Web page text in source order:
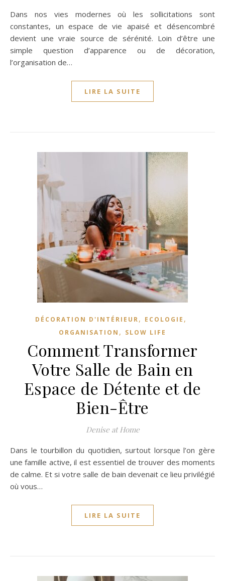
Dans nos vies modernes où les sollicitations sont
constantes, un espace de vie apaisé et désencombré
devient une vraie source de sérénité. Loin d’être une
simple question d’apparence ou de décoration,
l’organisation de…
LIRE LA SUITE
DÉCORATION D'INTÉRIEUR, ECOLOGIE ,
ORGANISATION , SLOW LIFE
Comment Transformer
Votre Salle de Bain en
Espace de Détente et de
Bien-Être
Denise at Home
Dans le tourbillon du quotidien, surtout lorsque l’on gère
une famille active, il est essentiel de trouver des moments
de calme. Et si votre salle de bain devenait ce lieu privilégié
où vous…
LIRE LA SUITE